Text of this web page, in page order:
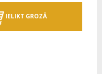
IELIKT GROZĀ